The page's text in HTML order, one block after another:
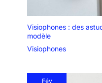
Visiophones : des
modèle
Visiophones
Fév